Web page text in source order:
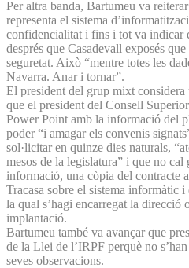
Per altra banda, Bartumeu va
representa el sistema
confidencialitat i fins i tot va indicar
després que Casadevall exposés
seguretat. Això “mentre totes les
Navarra. Anar i tornar”.
El president del grup mixt
que el president del Consell
Power Point amb la informació del
poder “i amagar els convenis
sol·licitar en quinze dies naturals,
mesos de la legislatura” i que no
informació, una còpia del contracte
Tracasa sobre el sistema informàtic i
la qual s’hagi encarregat la direcció
implantació.
Bartumeu també va avançar que
de la Llei de l’IRPF perquè no
seves observacions.